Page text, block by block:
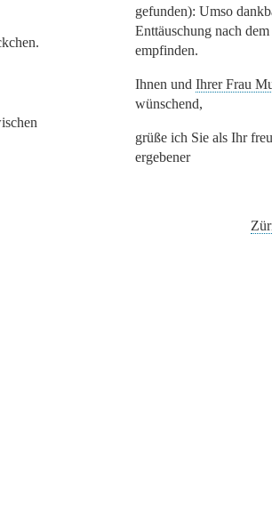
gefunden): Umso
Enttäuschung nach
empfinden.
Ihnen und Ihrer Frau
wünschend,
grüße ich Sie als Ihr
ergebener